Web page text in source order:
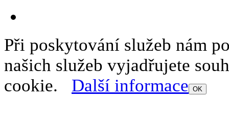
Při poskytování služeb nám
našich služeb vyjadřujete
cookie. Další informace